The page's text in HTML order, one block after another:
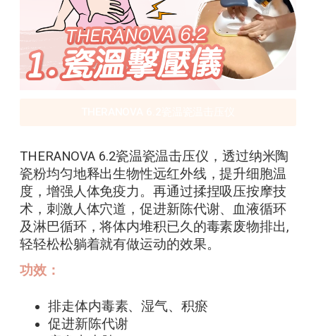
THERANOVA 6.2瓷温瓷温击压仪，透过纳米陶
瓷粉均匀地释出生物性远红外线，提升细胞温
度，增强人体免疫力。再通过揉捏吸压按摩技
术，刺激人体穴道，促进新陈代谢、血液循环
及淋巴循环，将体内堆积已久的毒素废物排出,
轻轻松松躺着就有做运动的效果。
功效：
排走体内毒素、湿气、积瘀
促进新陈代谢